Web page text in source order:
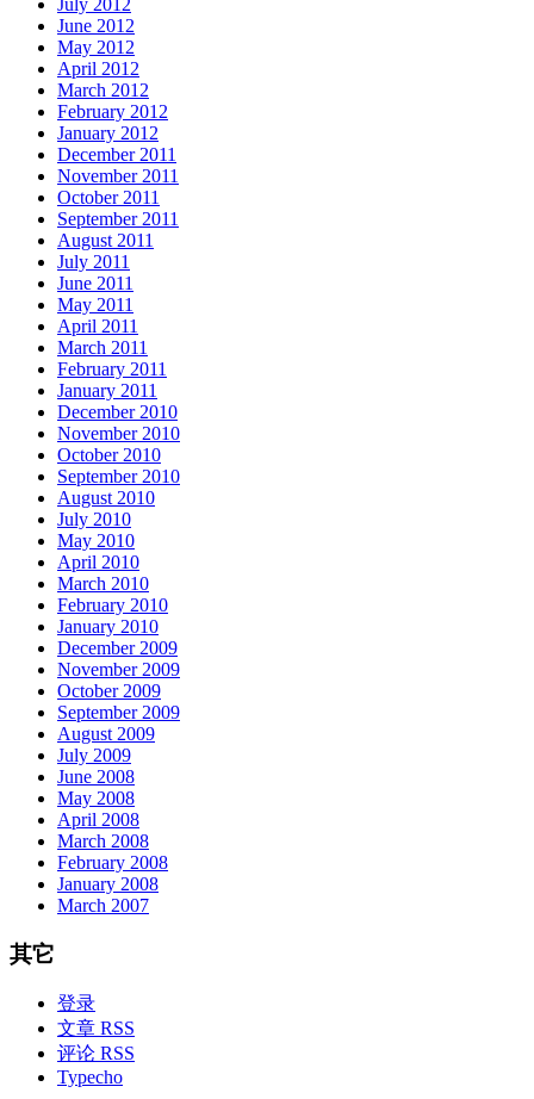
July 2012
June 2012
May 2012
April 2012
March 2012
February 2012
January 2012
December 2011
November 2011
October 2011
September 2011
August 2011
July 2011
June 2011
May 2011
April 2011
March 2011
February 2011
January 2011
December 2010
November 2010
October 2010
September 2010
August 2010
July 2010
May 2010
April 2010
March 2010
February 2010
January 2010
December 2009
November 2009
October 2009
September 2009
August 2009
July 2009
June 2008
May 2008
April 2008
March 2008
February 2008
January 2008
March 2007
其它
登录
文章 RSS
评论 RSS
Typecho